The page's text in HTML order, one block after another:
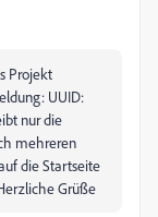
Projekt
UUID:
nur die
mehreren
die Startseite
Grüße